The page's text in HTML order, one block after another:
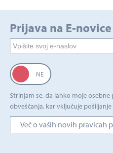
Prijava na E-novice
Strinjam se, da lahko moje
obveščanja, kar vključuje
Več o vaših novih pravicah